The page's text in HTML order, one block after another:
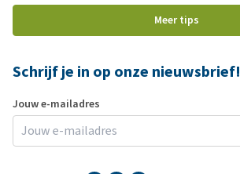
het kiezen van de perfecte hondenjas
Meer tips
Schrijf je in op onze nieuwsbrief!
Jouw e-mailadres